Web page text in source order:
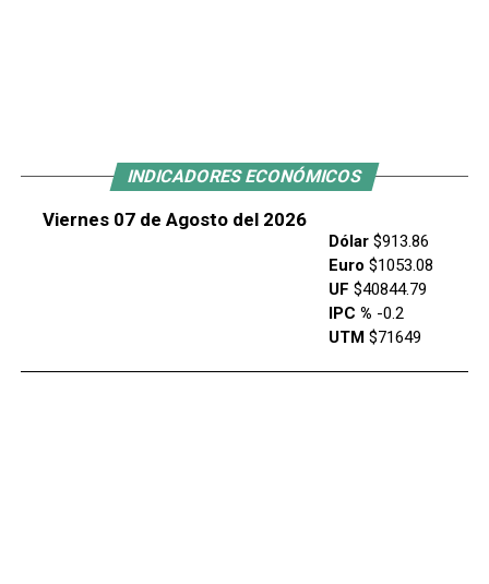
INDICADORES ECONÓMICOS
Viernes 07 de Agosto del 2026
Dólar$913.86
Euro $1053.08
UF $40844.79
IPC % -0.2
UTM$71649